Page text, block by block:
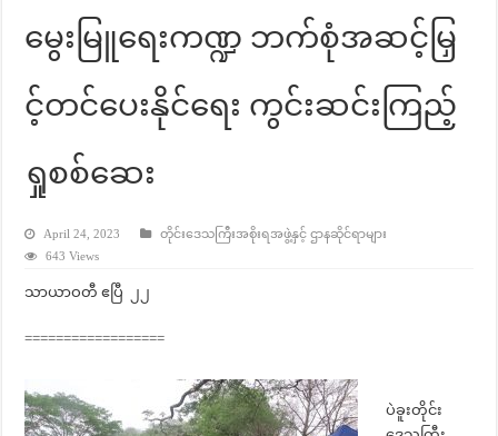
မွေးမြူရေးကဏ္ဍ ဘက်စုံအဆင့်မြှ
င့်တင်ပေးနိုင်ရေး ကွင်းဆင်းကြည့်
ရှုစစ်ဆေး
April 24, 2023
တိုင်းဒေသကြီးအစိုးရအဖွဲ့နှင့် ဌာနဆိုင်ရာများ
643 Views
သာယာဝတီ ဧပြီ ၂၂
==================
ပဲခူးတိုင်း